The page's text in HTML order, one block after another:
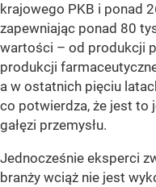
krajowego PKB i ponad
zapewniając ponad 80
wartości – od produkcji
produkcji
a w ostatnich pięciu
co potwierdza, że jest to
gałęzi przemysłu.
Jednocześnie eksperci
branży wciąż nie jest